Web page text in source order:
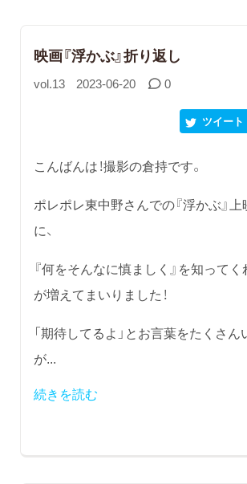
映画『浮かぶ』折り返し
vol.13 2023-06-20 0
ツイート
こんばんは！撮影の倉持です。
ポレポレ東中野さんでの『浮かぶ』
に、
『何をそんなに慎ましく』を知って
が増えてまいりました！
「期待してるよ」とお言葉をたくさ
が...
続きを読む